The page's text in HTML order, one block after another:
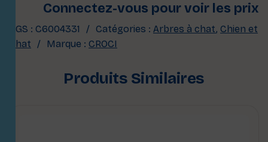
Connectez-vous pour voir les prix
UGS : C6004331 Catégories : Arbres à chat, Chien et
Chat
Marque : CROCI
Produits Similaires